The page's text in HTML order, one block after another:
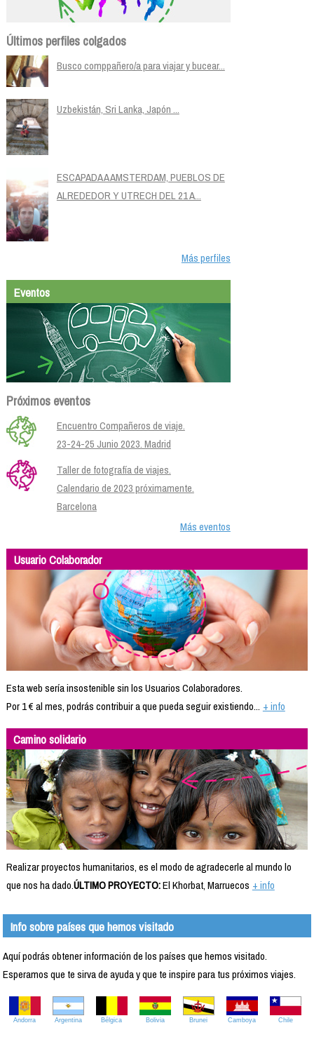
Últimos perfiles colgados
Busco comppañero/a para viajar y bucear...
Uzbekistán, Sri Lanka, Japón ...
ESCAPADA A AMSTERDAM, PUEBLOS DE
ALREDEDOR Y UTRECH DEL 21 A...
Más perfiles
Eventos
Próximos eventos
Encuentro Compañeros de viaje.
23-24-25 Junio 2023. Madrid
Taller de fotografía de viajes.
Calendario de 2023 próximamente.
Barcelona
Más eventos
Usuario Colaborador
Esta web sería insostenible sin los Usuarios Colaboradores.
Por 1 € al mes, podrás contribuir a que pueda seguir existiendo... + info
Camino solidario
Realizar proyectos humanitarios, es el modo de agradecerle al mundo lo
que nos ha dado.ÚLTIMO PROYECTO:El Khorbat, Marruecos + info
Info sobre países que hemos visitado
Aquí podrás obtener información de los países que hemos visitado.
Esperamos que te sirva de ayuda y que te inspire para tus próximos viajes.
Andorra Argentina Bélgica Bolivia Brunei Camboya Chile